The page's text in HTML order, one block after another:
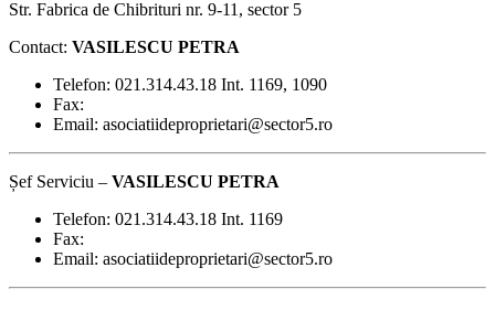
Str. Fabrica de Chibrituri nr. 9-11, sector 5
Contact: VASILESCU PETRA
Telefon: 021.314.43.18 Int. 1169, 1090
Fax:
Email: asociatiideproprietari@sector5.ro
Șef Serviciu – VASILESCU PETRA
Telefon: 021.314.43.18 Int. 1169
Fax:
Email: asociatiideproprietari@sector5.ro